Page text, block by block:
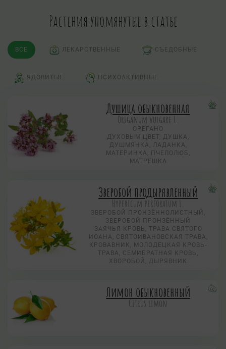
Растения упомянутые в статье
ВСЕ ЛЕКАРСТВЕННЫЕ СЪЕДОБНЫЕ
ЯДОВИТЫЕ ПСИХОАКТИВНЫЕ
Душица обыкновенная
Origanum vulgare L.
ОРЕГАНО
ДУХОВЫМ ЦВЕТ, ДУШКА,
ДУШМЯНКА, ЛАДАНКА,
МАТЕРИНКА, ПЧЕЛОЛЮБ,
МАТРЁШКА
Зверобой продырявленный
Hypericum perforatum L.
ЗВЕРОБОЙ ПРОНЗЁННОЛИСТНЫЙ,
ЗВЕРОБОЙ ПРОНЗЁННЫЙ
ЗАЯЧЬЯ КРОВЬ, ТРАВА СВЯТОГО
ИОАНА, СВЯТОИВАНОВСКАЯ ТРАВА,
КРОВАВНИК, МОЛОДЕЦКАЯ КРОВЬ-
ТРАВА, СЕМИБРАТНАЯ КРОВЬ,
ХВОРОБОЙ, ДЫРЯВНИК
Лимон обыкновенный
Citrus limon